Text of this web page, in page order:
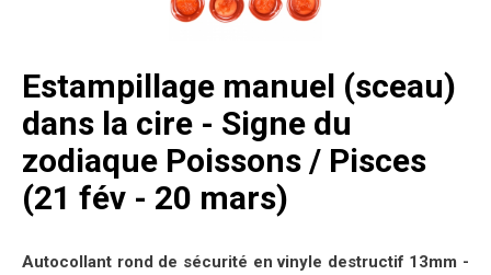
Estampillage manuel (sceau)
dans la cire - Signe du
zodiaque Poissons / Pisces
(21 fév - 20 mars)
Autocollant rond de sécurité en vinyle destructif 13mm -